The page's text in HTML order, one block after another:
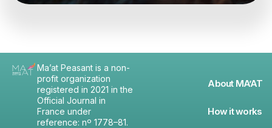
Ma’at Peasant is a non-
profit organization
registered in 2021 in the
Official Journal in
France under
reference: nº 1778–81.
About MA’AT
How it works